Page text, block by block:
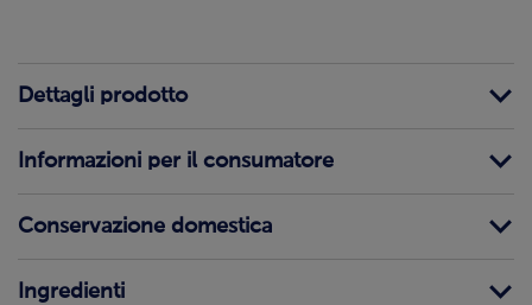
Dettagli prodotto
Informazioni per il consumatore
Conservazione domestica
Ingredienti